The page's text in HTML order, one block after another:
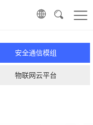
安全通信模组
物联网云平台